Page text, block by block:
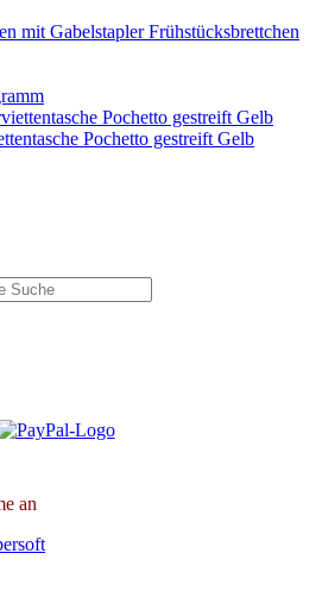
Frühstücksbrettchen
Pochetto gestreift Gelb
an